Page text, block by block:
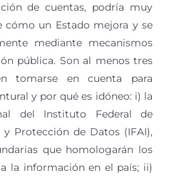
de cuentas, podría muy
un Estado mejora y se
mediante mecanismos
pública. Son al menos tres
tomarse en cuenta para
y por qué es idóneo: i) la
del Instituto Federal de
Protección de Datos (IFAI),
que homologarán los
la información en el país; ii)